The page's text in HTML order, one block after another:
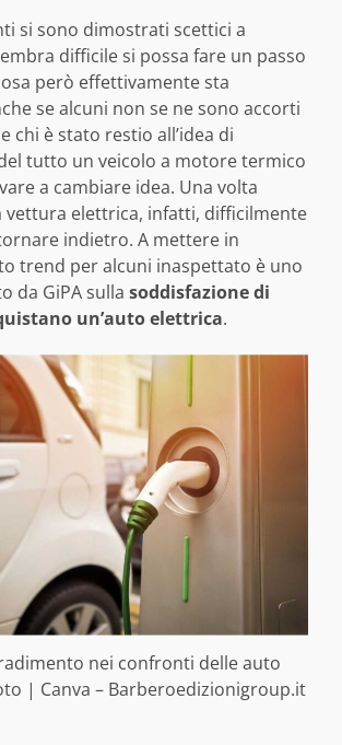
si sono dimostrati scettici a
difficile si possa fare un passo
però effettivamente sta
se alcuni non se ne sono accorti
chi è stato restio all’idea di
tutto un veicolo a motore termico
a cambiare idea. Una volta
vettura elettrica, infatti, difficilmente
indietro. A mettere in
trend per alcuni inaspettato è uno
da GiPA sulla soddisfazione di
un’auto elettrica.
nei confronti delle auto
| Canva – Barberoedizionigroup.it